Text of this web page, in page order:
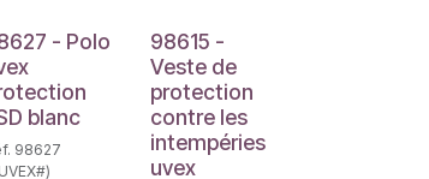
- Polo
blanc
98627
98615 -
Veste de
protection
contre les
intempéries
uvex